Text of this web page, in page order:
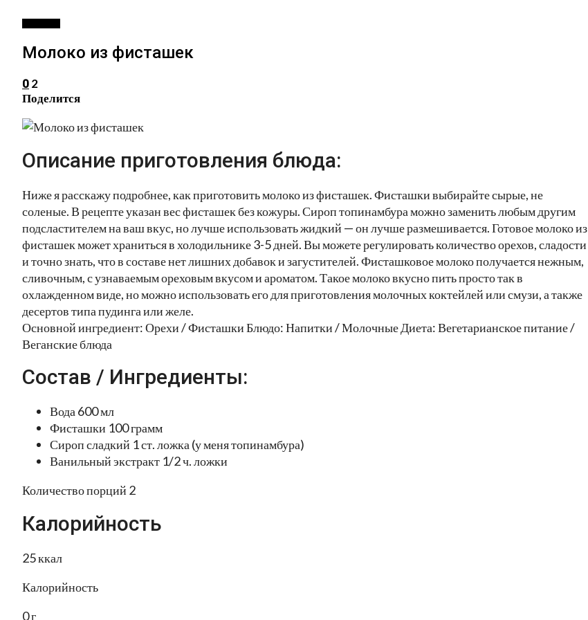
Молоко из фисташек
0 2
Поделится
Описание приготовления блюда:
Ниже я расскажу подробнее, как приготовить молоко из фисташек. Фисташки выбирайте сырые, не
соленые. В рецепте указан вес фисташек без кожуры. Сироп топинамбура можно заменить любым другим
подсластителем на ваш вкус, но лучше использовать жидкий — он лучше размешивается. Готовое молоко из
фисташек может храниться в холодильнике 3-5 дней. Вы можете регулировать количество орехов, сладости
и точно знать, что в составе нет лишних добавок и загустителей. Фисташковое молоко получается нежным,
сливочным, с узнаваемым ореховым вкусом и ароматом. Такое молоко вкусно пить просто так в
охлажденном виде, но можно использовать его для приготовления молочных коктейлей или смузи, а также
десертов типа пудинга или желе.
Основной ингредиент: Орехи / Фисташки Блюдо: Напитки / Молочные Диета: Вегетарианское питание /
Веганские блюда
Состав / Ингредиенты:
Вода 600 мл
Фисташки 100 грамм
Сироп сладкий 1 ст. ложка (у меня топинамбура)
Ванильный экстракт 1/2 ч. ложки
Количество порций 2
Калорийность
25 ккал
Калорийность
0 г